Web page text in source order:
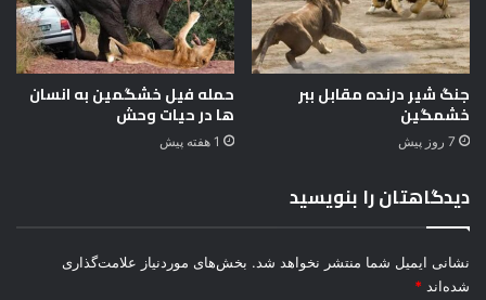
ا
ق
خ
ا
ن
ه
ر
ی
جنگ شیر درنده مقابل ببر
خشمگین
7 روز پیش
حمله فیل خشگمین به انسان
ها در حیات وحش
1 هفته پیش
دیدگاهتان را بنویسید
نشانی ایمیل شما منتشر نخواهد شد. بخش‌های موردنیاز علامت‌گذاری
شده‌اند *